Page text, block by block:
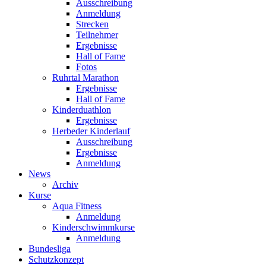
Ausschreibung
Anmeldung
Strecken
Teilnehmer
Ergebnisse
Hall of Fame
Fotos
Ruhrtal Marathon
Ergebnisse
Hall of Fame
Kinderduathlon
Ergebnisse
Herbeder Kinderlauf
Ausschreibung
Ergebnisse
Anmeldung
News
Archiv
Kurse
Aqua Fitness
Anmeldung
Kinderschwimmkurse
Anmeldung
Bundesliga
Schutzkonzept